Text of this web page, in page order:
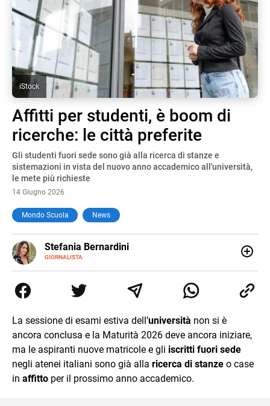
iStock
Affitti per studenti, è boom di
ricerche: le città preferite
Gli studenti fuori sede sono già alla ricerca di stanze e
sistemazioni in vista del nuovo anno accademico all'università,
le mete più richieste
14 Giugno 2026
Mondo Scuola News
Stefania Bernardini
GIORNALISTA
E-
MAIL
Tv di cronaca, politica, scuola, economia e spettacolo. Ha
esperienze nella redazione di testate giornalistiche online
La sessione di esami estiva dell’università non si è
ancora conclusa e la Maturità 2026 deve ancora iniziare,
ma le aspiranti nuove matricole e gli iscritti fuori sede
negli atenei italiani sono già alla ricerca di stanze o case
in affitto per il prossimo anno accademico.